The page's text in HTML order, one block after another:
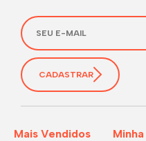
Mais Vendidos
CADASTRAR